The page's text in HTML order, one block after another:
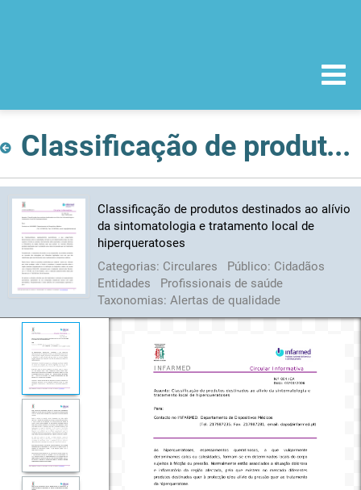
Classificação de produtos destinados ao alívio da sintomatologia e tratamento local de hiperqueratoses
Classificação de produtos destinados ao alívio
da sintomatologia e tratamento local de
hiperqueratoses
Categorias: Circulares Público: Cidadãos
Entidades
Profissionais de saúde
Taxonomias:Alertas de qualidade